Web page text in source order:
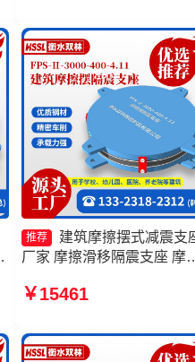
4000-350-3.81厂家
推荐
建筑摩擦摆式减震支
厂家 摩擦滑移隔震支座 摩
3.48厂家 摩擦摆隔震支座
￥15461